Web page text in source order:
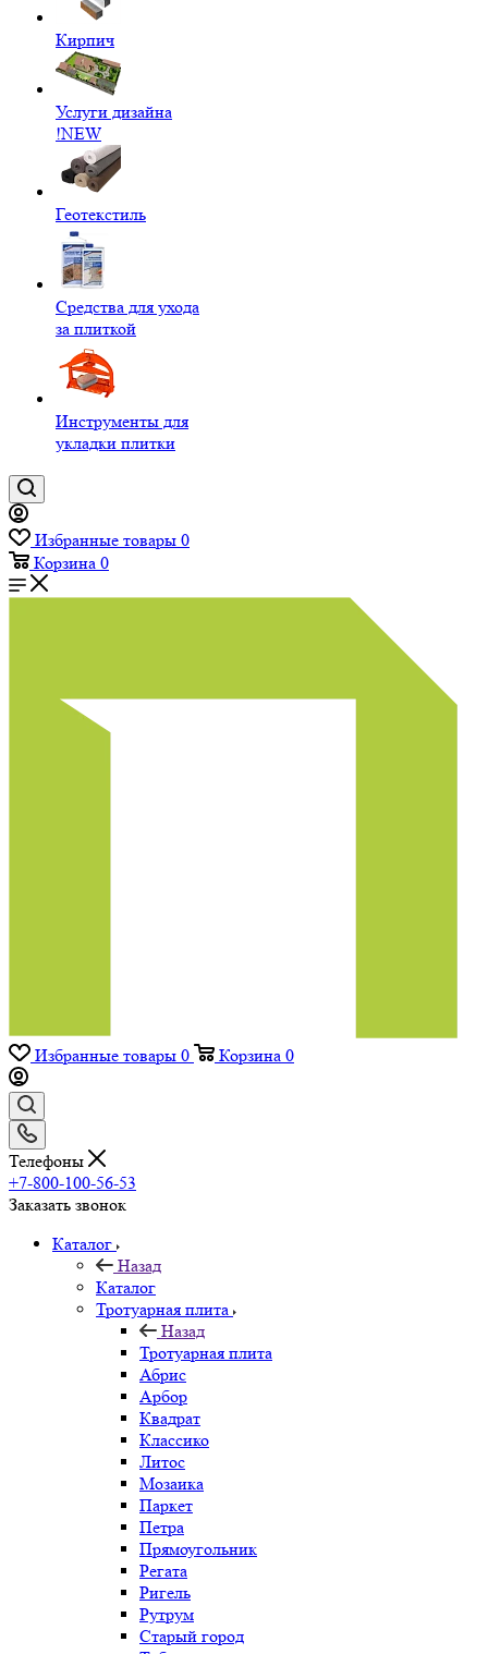
Кирпич
Услуги дизайна
!NEW
Геотекстиль
Средства для ухода
за плиткой
Инструменты для
укладки плитки
Избранные товары 0
Корзина 0
Избранные товары 0 Корзина 0
Телефоны
+7-800-100-56-53
Заказать звонок
Каталог
Назад
Каталог
Тротуарная плита
Назад
Тротуарная плита
Абрис
Арбор
Квадрат
Классико
Литос
Мозаика
Паркет
Петра
Прямоугольник
Регата
Ригель
Рутрум
Старый город